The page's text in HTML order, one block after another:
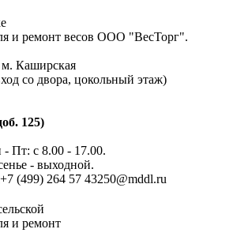
и ремонт весов ООО "ВесТорг".
м. Каширская
со двора, цокольный этаж)
125)
Пт: с 8.00 - 17.00.
- выходной.
+7 (499) 264 57 43250@mddl.ru
и ремонт